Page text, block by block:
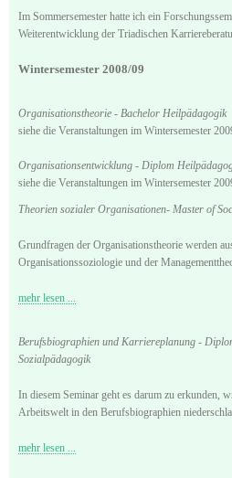
Im Sommersemester hatte ich ein
Weiterentwicklung der Triadischen
Wintersemester 2008/09
Organisationstheorie - Bachelor Heilpädagogik
siehe die Veranstaltungen im Wintersemester
Organisationsentwicklung - Diplom
siehe die Veranstaltungen im Wintersemester
Theorien sozialer Organisationen- Master of
Grundfragen der Organisationstheorie werden
Organisationssoziologie und der
mehr lesen ...
Berufsbiographien und Karriereplanung -
Sozialpädagogik
In diesem Seminar geht es darum zu erkunden,
Arbeitswelt in den Berufsbiographien
mehr lesen ...